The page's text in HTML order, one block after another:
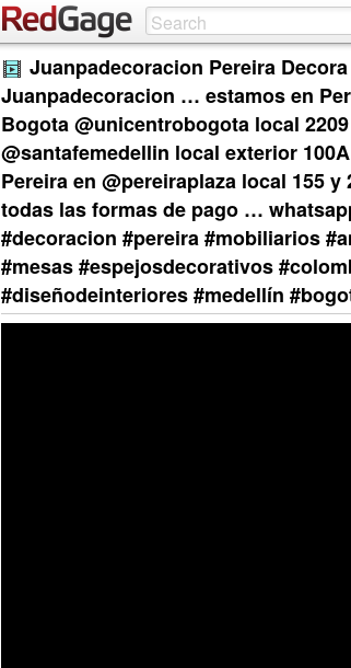
Juanpadecoracion Pereira
Juanpadecoracion … estamos en
Bogota @unicentrobogota local
@santafemedellin local exterior
Pereira en @pereiraplaza local 155
todas las formas de pago …
#decoracion #pereira #mobiliarios
#mesas #espejosdecorativos
#diseñodeinteriores #medellín